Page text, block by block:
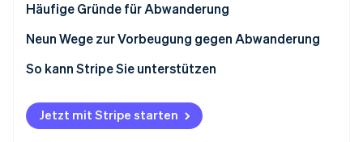
Häufige Gründe für Abwanderung
Neun Wege zur Vorbeugung gegen Abwanderung
Lernen Sie den Bedarf und die Erwartungen Ihrer
Verbessern Sie das Onboarding für Kundinnen und
Kunden
So kann Stripe Sie unterstützen
Jetzt mit Stripe starten